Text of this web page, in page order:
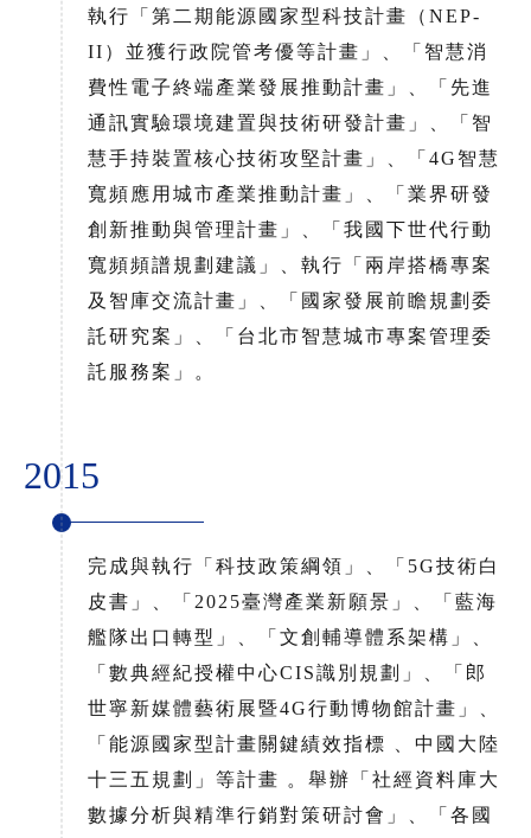
執行「第二期能源國家型科技計畫（NEP-
II）並獲行政院管考優等計畫」、「智慧消
費性電子終端產業發展推動計畫」、「先進
通訊實驗環境建置與技術研發計畫」、「智
慧手持裝置核心技術攻堅計畫」、「4G智慧
寬頻應用城市產業推動計畫」、「業界研發
創新推動與管理計畫」、「我國下世代行動
寬頻頻譜規劃建議」、執行「兩岸搭橋專案
及智庫交流計畫」、「國家發展前瞻規劃委
託研究案」、「台北市智慧城市專案管理委
託服務案」。
2015
完成與執行「科技政策綱領」、「5G技術白
皮書」、「2025臺灣產業新願景」、「藍海
艦隊出口轉型」、「文創輔導體系架構」、
「數典經紀授權中心CIS識別規劃」、「郎
世寧新媒體藝術展暨4G行動博物館計畫」、
「能源國家型計畫關鍵績效指標 、中國大陸
十三五規劃」等計畫 。舉辦「社經資料庫大
數據分析與精準行銷對策研討會」、「各國